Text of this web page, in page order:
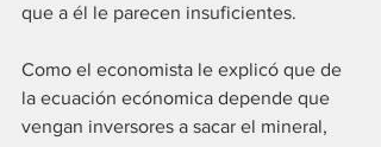
que a él le parecen insuficientes.
Como el economista le explicó que de
la ecuación ecónomica depende que
vengan inversores a sacar el mineral,